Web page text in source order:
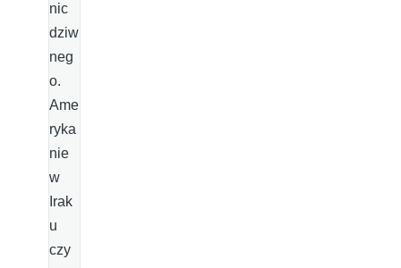
nic
dziw
neg
o.
Ame
ryka
nie
w
Irak
u
czy